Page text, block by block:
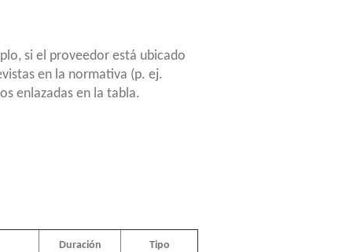
si el proveedor está ubicado
en la normativa (p. ej.
enlazadas en la tabla.
Duración Tipo